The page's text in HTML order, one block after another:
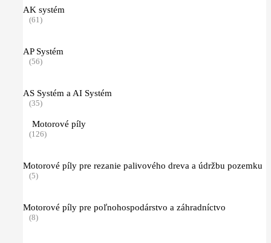
AK systém
(61)
AP Systém
(56)
AS Systém a AI Systém
(35)
Motorové píly
(126)
Motorové píly pre rezanie palivového dreva a údržbu pozemku
(5)
Motorové píly pre poľnohospodárstvo a záhradníctvo
(8)